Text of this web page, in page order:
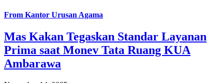
From Kantor Urusan Agama
Mas Kakan Tegaskan Standar Layanan
Prima saat Monev Tata Ruang KUA
Ambarawa